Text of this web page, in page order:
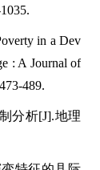
in a Dev
: A Journal of
489.
分析[J].地理